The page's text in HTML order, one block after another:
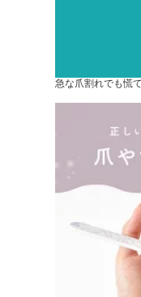
急な爪割れでも慌